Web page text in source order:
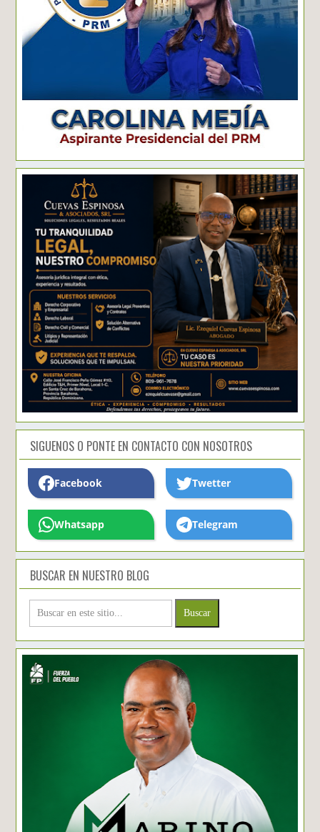
SIGUENOS O PONTE EN CONTACTO CON NOSOTROS
Facebook Twetter
Whatsapp Telegram
BUSCAR EN NUESTRO BLOG